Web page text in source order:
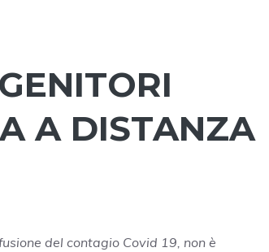
A DISTANZA
del contagio Covid 19, non è